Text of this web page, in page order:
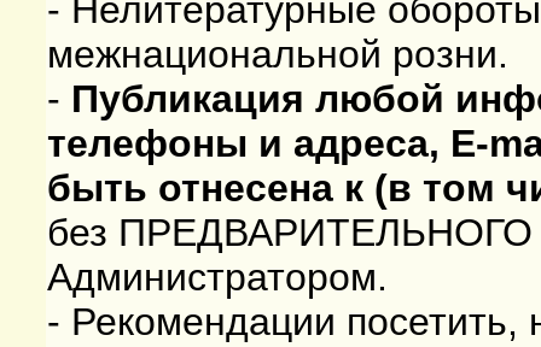
- Нелитературные
межнациональной розни.
- Публикация любой
телефоны и адреса, E-
быть отнесена к (в том
без ПРЕДВАРИТЕЛЬНОГО
Администратором.
- Рекомендации посетить,